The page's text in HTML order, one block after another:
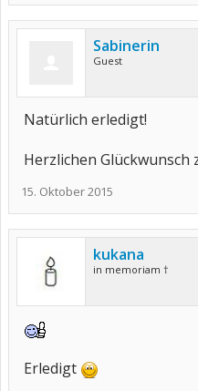
Sabinerin
Guest
Natürlich erledigt!
Herzlichen
15. Oktober 2015
kukana
in memoriam †
Erledigt